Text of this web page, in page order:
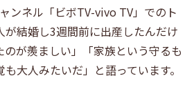
ンネル「ビボTV-vivo TV」でのト
が結婚し3週間前に出産したんだけ
のが羨ましい」「家族という守るも
大人みたいだ」と語っています。